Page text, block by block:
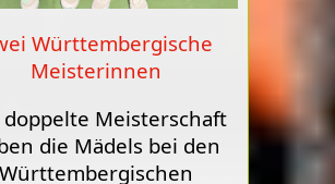
Württembergische
Meisterinnen
doppelte Meisterschaft
die Mädels bei den
Württembergischen